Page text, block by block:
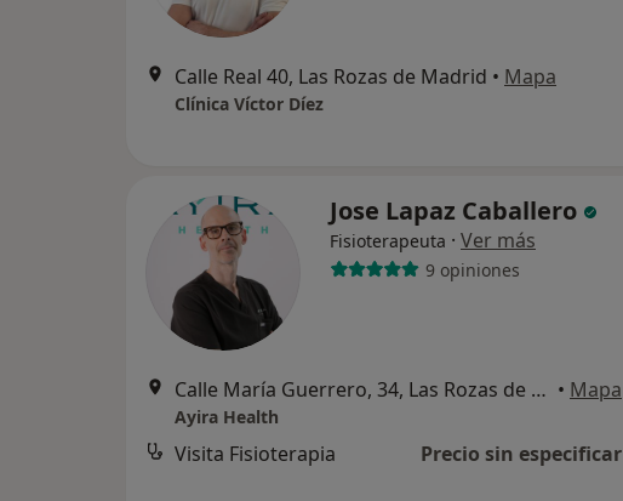
Calle Real 40, Las Rozas de Madrid • Mapa
Clínica Víctor Díez
Jose Lapaz Caballero
Fisioterapeuta · Ver más
9 opiniones
Calle María Guerrero, 34, Las Rozas de Madrid • Mapa
Ayira Health
Visita Fisioterapia Precio sin especificar